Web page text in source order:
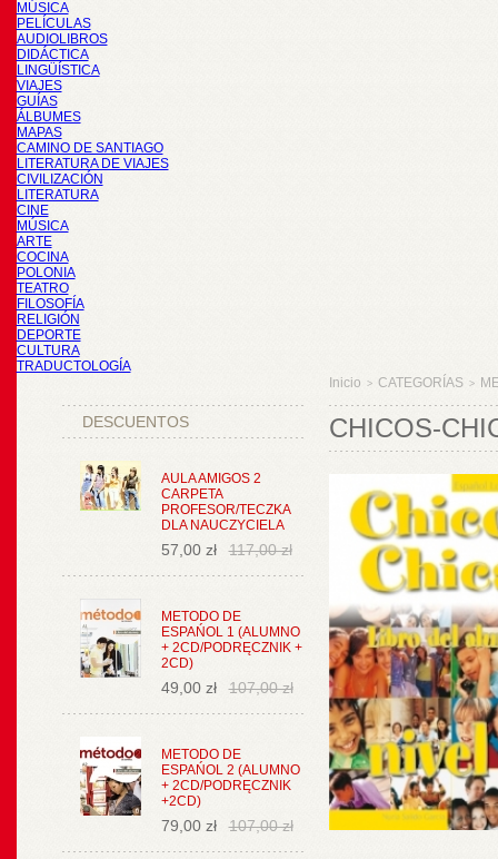
MÚSICA
PELÍCULAS
AUDIOLIBROS
DIDÁCTICA
LINGÜÍSTICA
VIAJES
GUÍAS
ÁLBUMES
MAPAS
CAMINO DE SANTIAGO
LITERATURA DE VIAJES
CIVILIZACIÓN
LITERATURA
CINE
MÚSICA
ARTE
COCINA
POLONIA
TEATRO
FILOSOFÍA
RELIGIÓN
DEPORTE
CULTURA
TRADUCTOLOGÍA
DESCUENTOS
AULA AMIGOS 2
CARPETA
PROFESOR/TECZKA
DLA NAUCZYCIELA
57,00 zł 117,00 zł
METODO DE
ESPAŃOL 1 (ALUMNO
+ 2CD/PODRĘCZNIK +
2CD)
49,00 zł 107,00 zł
METODO DE
ESPAŃOL 2 (ALUMNO
+ 2CD/PODRĘCZNIK
+2CD)
79,00 zł 107,00 zł
Inicio > CATEGORÍAS >
CHICOS-